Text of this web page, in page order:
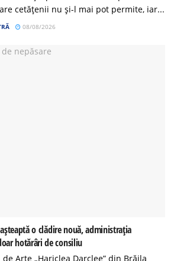
cetățenii nu și-l mai pot permite, iar...
08/08/2026
o clădire nouă, administrația
hotărâri de consiliu
Arte „Hariclea Darclee” din Brăila